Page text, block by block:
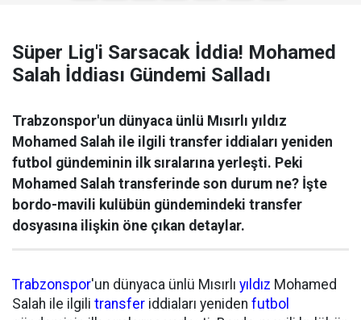
Süper Lig'i Sarsacak İddia! Mohamed
Salah İddiası Gündemi Salladı
Trabzonspor'un dünyaca ünlü Mısırlı yıldız
Mohamed Salah ile ilgili transfer iddiaları yeniden
futbol gündeminin ilk sıralarına yerleşti. Peki
Mohamed Salah transferinde son durum ne? İşte
bordo-mavili kulübün gündemindeki transfer
dosyasına ilişkin öne çıkan detaylar.
Trabzonspor'un dünyaca ünlü Mısırlı yıldız Mohamed
Salah ile ilgili transfer iddiaları yeniden futbol